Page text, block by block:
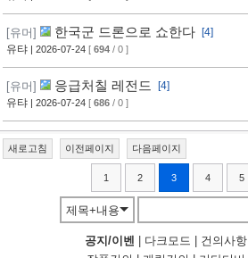
[유머] 한국군 드론으로 쇼한다 [4]
유탸 | 2026-07-24 [ 694 / 0 ]
[유머] 응급처칠 레전드
[4]
유탸 | 2026-07-24 [ 686 / 0 ]
새로고침 이전페이지 다음페이지
1 2 3 4 5
제목+내용
공지/이벤 | 다크모드 | 건의사항